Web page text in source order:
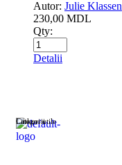
Autor: Julie Klassen
230,00 MDL
Qty:
Detalii
Categorii
Linkuri utile